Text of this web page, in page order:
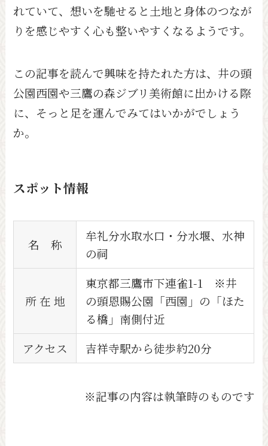
れていて、想いを馳せると土地と身体のつなが
りを感じやすく心も整いやすくなるようです。
この記事を読んで興味を持たれた方は、井の頭
公園西園や三鷹の森ジブリ美術館に出かける際
に、そっと足を運んでみてはいかがでしょう
か。
スポット情報
名 称
牟礼分水取水口・分水堰、水神
の祠
所 在 地
東京都三鷹市下連雀1-1 ※井
の頭恩賜公園「西園」の「ほた
る橋」南側付近
アクセス
吉祥寺駅から徒歩約20分
※記事の内容は執筆時のものです